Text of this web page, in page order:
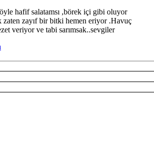
hafif salatamsı ,börek içi gibi oluyor
zaten zayıf bir bitki hemen eriyor .Havuç
veriyor ve tabi sarımsak..sevgiler